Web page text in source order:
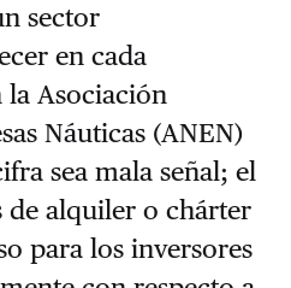
sector
en cada
la Asociación
Náuticas (ANEN)
sea mala señal; el
de alquiler o chárter
para los inversores